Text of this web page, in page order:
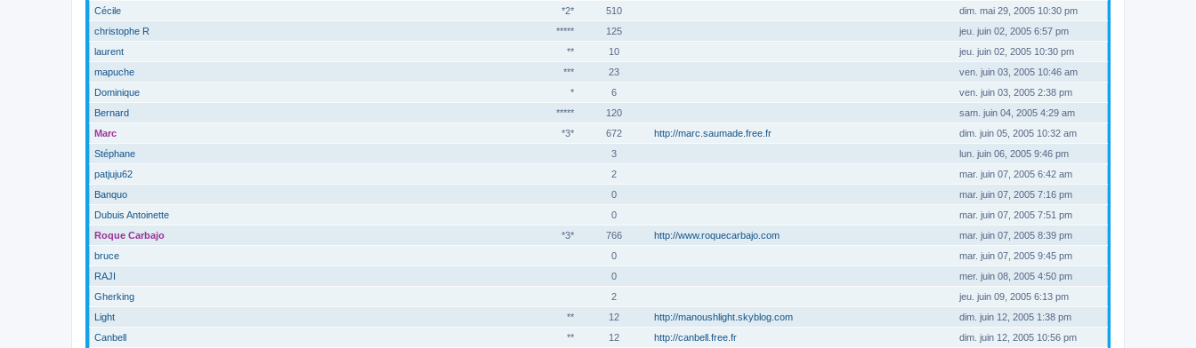
*2*
Cécile 510
dim. mai 29, 2005 10:30 pm
*****
christophe R 125
jeu. juin 02, 2005 6:57 pm
**
laurent 10
jeu. juin 02, 2005 10:30 pm
***
mapuche 23
ven. juin 03, 2005 10:46 am
*
Dominique 6
ven. juin 03, 2005 2:38 pm
*****
Bernard 120
sam. juin 04, 2005 4:29 am
*3*
Marc 672 http://marc.saumade.free.fr
dim. juin 05, 2005 10:32 am
Stéphane
3
lun. juin 06, 2005 9:46 pm
patjuju62
2
mar. juin 07, 2005 6:42 am
Banquo
0
mar. juin 07, 2005 7:16 pm
Dubuis Antoinette
0
mar. juin 07, 2005 7:51 pm
*3*
Roque Carbajo 766 http://www.roquecarbajo.com
mar. juin 07, 2005 8:39 pm
bruce
0
mar. juin 07, 2005 9:45 pm
RAJI
0
mer. juin 08, 2005 4:50 pm
Gherking
2
jeu. juin 09, 2005 6:13 pm
**
Light 12 http://manoushlight.skyblog.com
dim. juin 12, 2005 1:38 pm
**
Canbell 12 http://canbell.free.fr
dim. juin 12, 2005 10:56 pm